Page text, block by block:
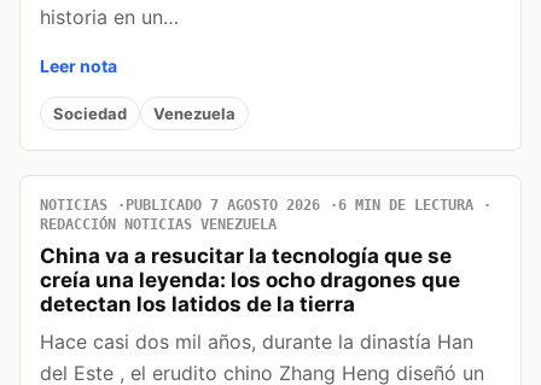
historia en un…
Leer nota
Sociedad Venezuela
NOTICIAS PUBLICADO 7 AGOSTO 2026
6 MIN DE LECTURA
REDACCIÓN NOTICIAS VENEZUELA
China va a resucitar la tecnología que se
creía una leyenda: los ocho dragones que
detectan los latidos de la tierra
Hace casi dos mil años, durante la dinastía Han
del Este , el erudito chino Zhang Heng diseñó un